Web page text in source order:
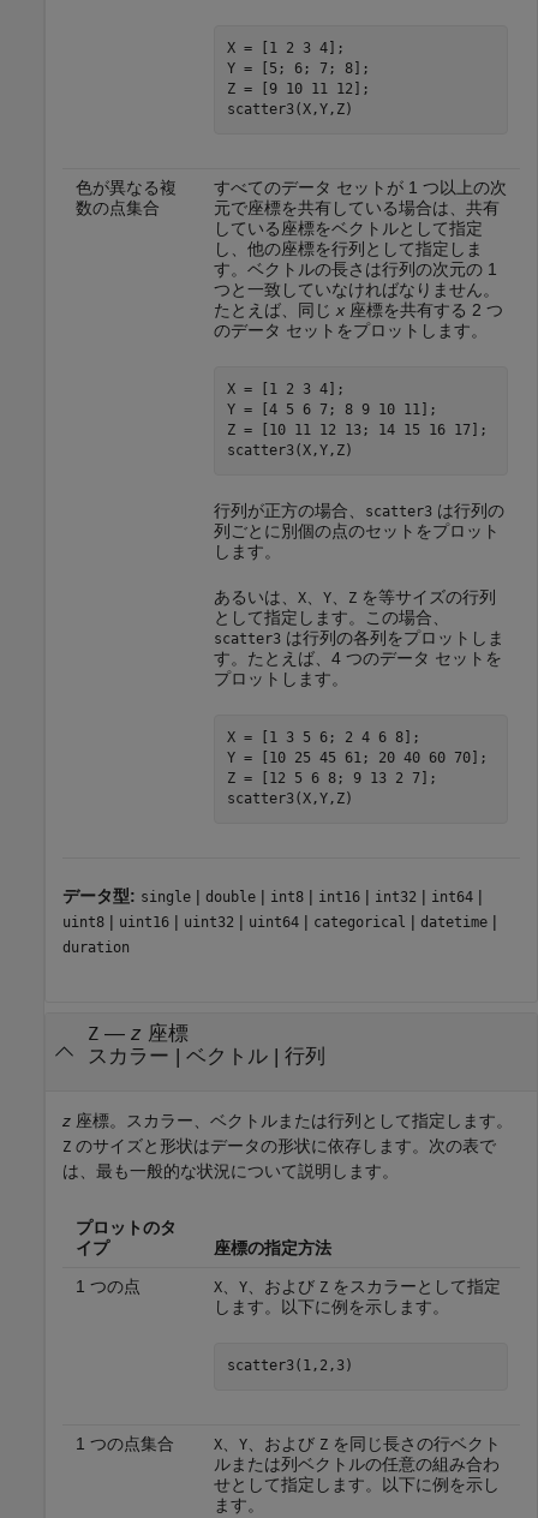
X = [1 2 3 4];
Y = [5; 6; 7; 8];
Z = [9 10 11 12];
scatter3(X,Y,Z)
色が異なる複
数の点集合
すべてのデータ セットが 1 つ以上の次
元で座標を共有している場合は、共有
している座標をベクトルとして指定
し、他の座標を行列として指定しま
す。ベクトルの長さは行列の次元の 1
つと一致していなければなりません。
たとえば、同じ x座標を共有する 2 つ
のデータ セットをプロットします。
X = [1 2 3 4];
Y = [4 5 6 7; 8 9 10 11];
Z = [10 11 12 13; 14 15 16 17];
scatter3(X,Y,Z)
行列が正方の場合、 scatter3は行列の
列ごとに別個の点のセットをプロット
します。
あるいは、 X、 Y、 Zを等サイズの行列
として指定します。この場合、
scatter3は行列の各列をプロットしま
す。たとえば、4 つのデータ セットを
プロットします。
X = [1 3 5 6; 2 4 6 8];
Y = [10 25 45 61; 20 40 60 70];
Z = [12 5 6 8; 9 13 2 7];
scatter3(X,Y,Z)
データ型: single | double | int8 | int16 | int32 | int64 |
uint8 | uint16 | uint32 | uint64 | categorical | datetime |
duration
Z— z 座標
スカラー
ベクトル| 行列
z 座標。スカラー、ベクトルまたは行列として指定します。
Z のサイズと形状はデータの形状に依存します。次の表で
は、最も一般的な状況について説明します。
プロットのタ
イプ
座標の指定方法
1 つの点
X、 Y、および Zをスカラーとして指定
します。以下に例を示します。
scatter3(1,2,3)
1 つの点集合 X、 Y、および Zを同じ長さの行ベクト
ルまたは列ベクトルの任意の組み合わ
せとして指定します。以下に例を示し
ます。